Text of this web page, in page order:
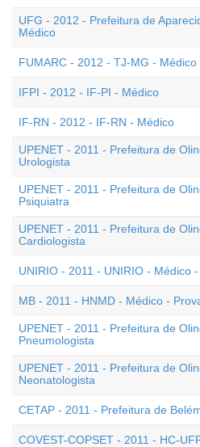
UFG - 2012 - Prefeitura de
Médico
FUMARC - 2012 - TJ-MG - Médico
IFPI - 2012 - IF-PI - Médico
IF-RN - 2012 - IF-RN - Médico
UPENET - 2011 - Prefeitura de
Urologista
UPENET - 2011 - Prefeitura de
Psiquiatra
UPENET - 2011 - Prefeitura de
Cardiologista
UNIRIO - 2011 - UNIRIO - Médico
MB - 2011 - HNMD - Médico -
UPENET - 2011 - Prefeitura de
Pneumologista
UPENET - 2011 - Prefeitura de
Neonatologista
CETAP - 2011 - Prefeitura de
COVEST-COPSET - 2011 - HC-